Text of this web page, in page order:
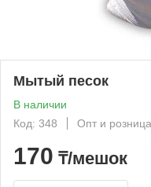
Мытый песок
В наличии
Код: 348
Опт и розница
170 ₸/мешок